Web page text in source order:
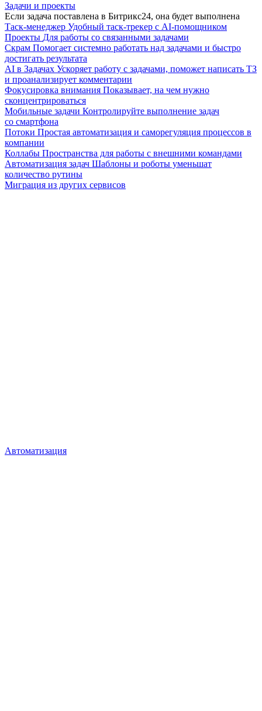
Задачи и проекты
Если задача поставлена в Битрикс24, она будет выполнена
Таск-менеджер Удобный таск-трекер с AI-помощником
Проекты Для работы со связанными задачами
Скрам Помогает системно работать над задачами и быстро
достигать результата
AI в Задачах Ускоряет работу с задачами, поможет написать ТЗ
и проанализирует комментарии
Фокусировка внимания Показывает, на чем нужно
сконцентрироваться
Мобильные задачи Контролируйте выполнение задач
со смартфона
Потоки Простая автоматизация и саморегуляция процессов в
компании
Коллабы Пространства для работы с внешними командами
Автоматизация задач Шаблоны и роботы уменьшат
количество рутины
Миграция из других сервисов
Автоматизация